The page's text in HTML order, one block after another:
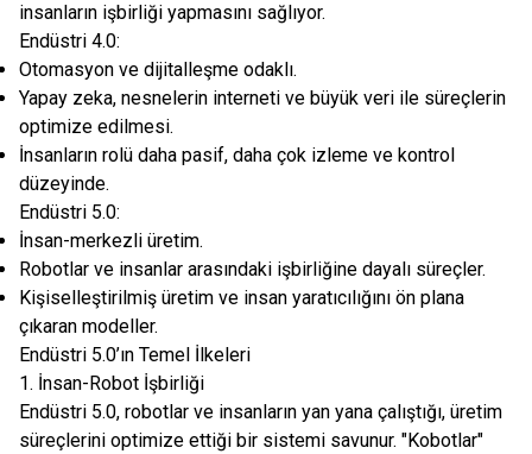
insanların işbirliği yapmasını sağlıyor.
Endüstri 4.0:
Otomasyon ve dijitalleşme odaklı.
Yapay zeka, nesnelerin interneti ve büyük veri ile süreçlerin
optimize edilmesi.
İnsanların rolü daha pasif, daha çok izleme ve kontrol
düzeyinde.
Endüstri 5.0:
İnsan-merkezli üretim.
Robotlar ve insanlar arasındaki işbirliğine dayalı süreçler.
Kişiselleştirilmiş üretim ve insan yaratıcılığını ön plana
çıkaran modeller.
Endüstri 5.0’ın Temel İlkeleri
1. İnsan-Robot İşbirliği
Endüstri 5.0, robotlar ve insanların yan yana çalıştığı, üretim
süreçlerini optimize ettiği bir sistemi savunur. "Kobotlar"